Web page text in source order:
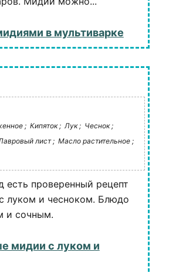
в мультиварке
; Кипяток ; Лук ; Чеснок ;
лист ; Масло растительное ;
проверенный рецепт
луком и чесноком. Блюдо
и сочным.
мидии с луком и